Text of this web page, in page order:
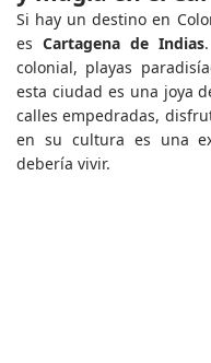
Si hay un destino en
esCartagena de Indias
colonial, playas
esta ciudad es una joya
calles empedradas,
en su cultura es una
debería vivir.